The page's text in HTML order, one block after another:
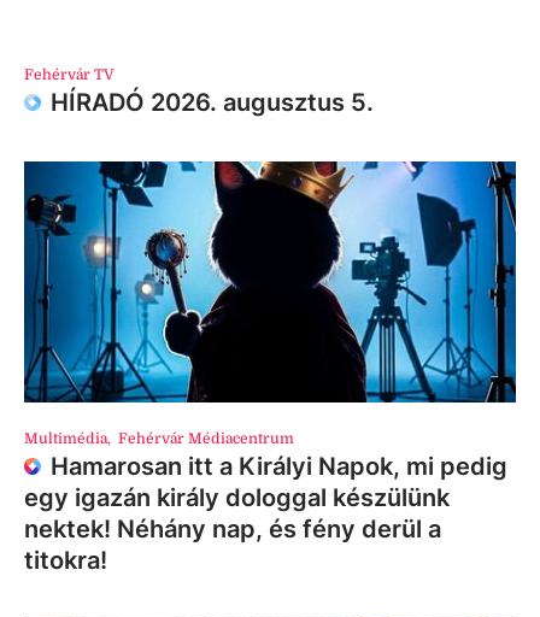
Fehérvár TV
HÍRADÓ 2026. augusztus 5.
Multimédia, Fehérvár Médiacentrum
Hamarosan itt a Királyi Napok, mi pedig
egy igazán király dologgal készülünk
nektek! Néhány nap, és fény derül a
titokra!